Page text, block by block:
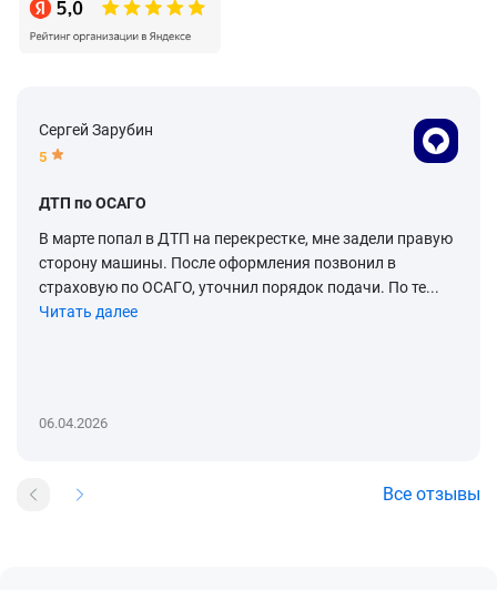
Сергей Зарубин
5
ДТП по ОСАГО
В марте попал в ДТП на перекрестке, мне задели правую
сторону машины. После оформления позвонил в
страховую по ОСАГО, уточнил порядок подачи. По те...
Читать далее
06.04.2026
Все отзывы